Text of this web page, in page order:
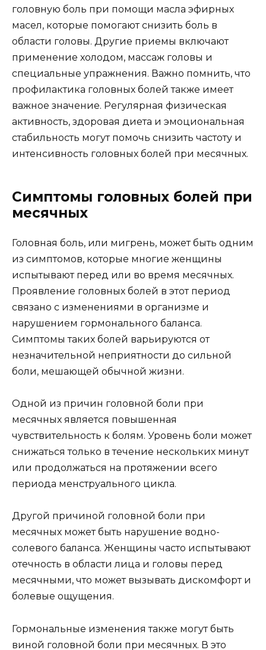
головную боль при помощи масла эфирных
масел, которые помогают снизить боль в
области головы. Другие приемы включают
применение холодом, массаж головы и
специальные упражнения. Важно помнить, что
профилактика головных болей также имеет
важное значение. Регулярная физическая
активность, здоровая диета и эмоциональная
стабильность могут помочь снизить частоту и
интенсивность головных болей при месячных.
Симптомы головных болей при
месячных
Головная боль, или мигрень, может быть одним
из симптомов, которые многие женщины
испытывают перед или во время месячных.
Проявление головных болей в этот период
связано с изменениями в организме и
нарушением гормонального баланса.
Симптомы таких болей варьируются от
незначительной неприятности до сильной
боли, мешающей обычной жизни.
Одной из причин головной боли при
месячных является повышенная
чувствительность к болям. Уровень боли может
снижаться только в течение нескольких минут
или продолжаться на протяжении всего
периода менструального цикла.
Другой причиной головной боли при
месячных может быть нарушение водно-
солевого баланса. Женщины часто испытывают
отечность в области лица и головы перед
месячными, что может вызывать дискомфорт и
болевые ощущения.
Гормональные изменения также могут быть
виной головной боли при месячных. В это